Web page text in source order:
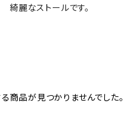
綺麗なストールです。
商品が見つかりませんでした。